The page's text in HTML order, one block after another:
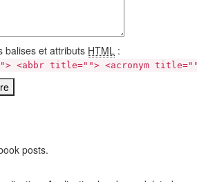
balises et attributs HTML :
<abbr title=""> <acronym
posts.